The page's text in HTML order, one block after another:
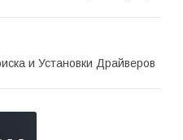
и Установки Драйверов